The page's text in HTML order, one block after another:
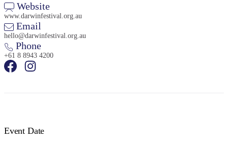
Website
www.darwinfestival.org.au
Email
hello@darwinfestival.org.au
Phone
+61 8 8943 4200
Event Date